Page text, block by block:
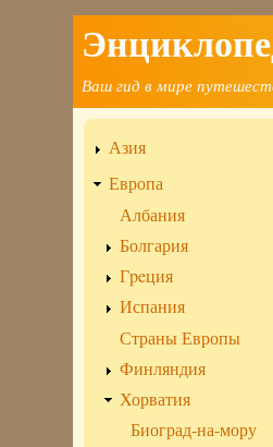
основному
содержанию
Ваш гид в мире
Азия
Европа
Албания
Болгария
Гpeция
Испания
Страны Европы
Финляндия
Хорватия
Биоград-на-мору